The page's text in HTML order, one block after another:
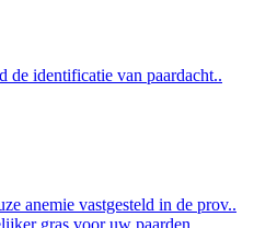
de identificatie van paardacht..
anemie vastgesteld in de prov..